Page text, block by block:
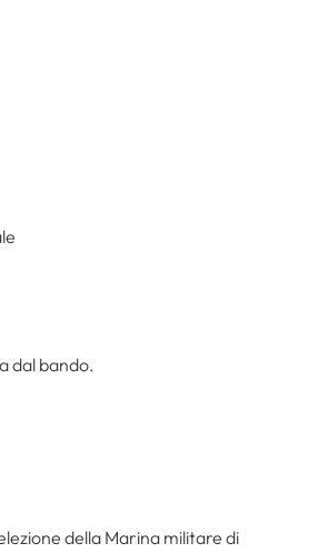
dal bando.
della Marina militare di